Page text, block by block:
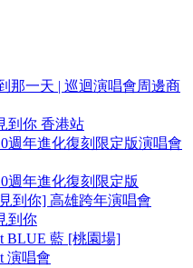
那一天 | 巡迴演唱會周邊商
到你 香港站
週年進化復刻限定版演唱會
週年進化復刻限定版
到你] 高雄跨年演唱會
到你
BLUE 藍 [桃園場]
演唱會